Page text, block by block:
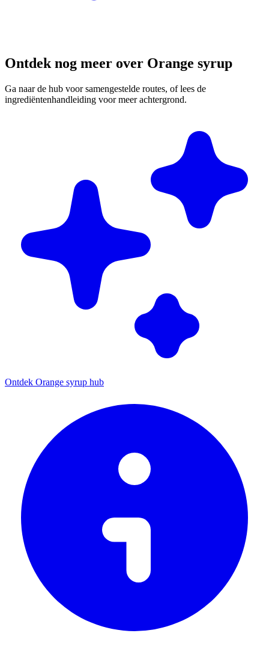
Ontdek nog meer over Orange syrup
Ga naar de hub voor samengestelde routes, of lees de
ingrediëntenhandleiding voor meer achtergrond.
Ontdek Orange syrup hub